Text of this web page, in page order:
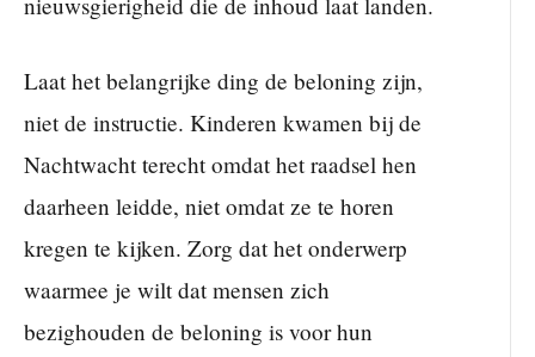
Laat het belangrijke ding de beloning zijn,
niet de instructie. Kinderen kwamen bij de
Nachtwacht terecht omdat het raadsel hen
daarheen leidde, niet omdat ze te horen
kregen te kijken. Zorg dat het onderwerp
waarmee je wilt dat mensen zich
bezighouden de beloning is voor hun